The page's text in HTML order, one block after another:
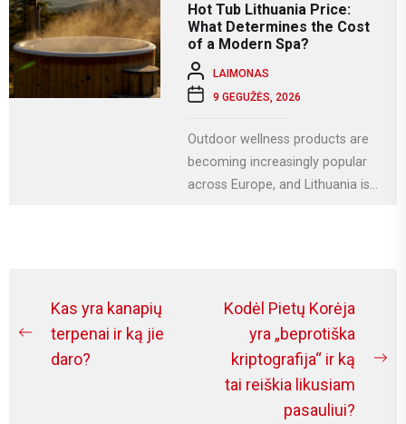
Hot Tub Lithuania Price:
What Determines the Cost
of a Modern Spa?
LAIMONAS
9 GEGUŽĖS, 2026
Outdoor wellness products are
becoming increasingly popular
across Europe, and Lithuania is
Navigacija
tarp
įrašų
Previous
post:
Kas yra kanapių
terpenai ir ką jie
daro?
Kodėl Pietų Korėja
yra „beprotiška
kriptografija“ ir ką
tai reiškia likusiam
pasauliui?